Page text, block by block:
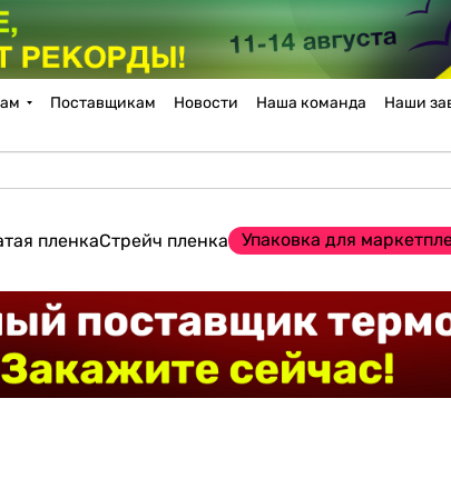
Поставщикам Новости Наша команда Наши
пленкаСтрейч пленка Упаковка для